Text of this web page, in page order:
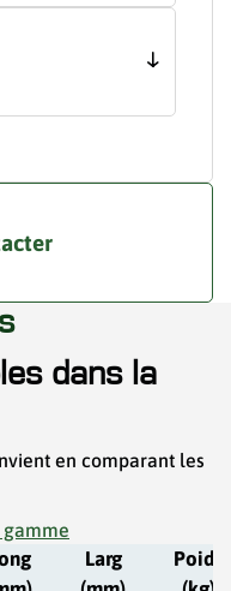
dans la
en comparant les
Larg
Poids